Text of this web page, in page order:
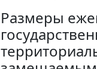
Размеры